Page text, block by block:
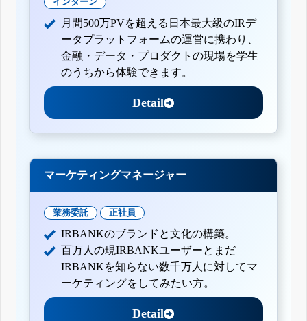
月間500万PVを超える日本最大級のIRデ
ータプラットフォームの運営に携わり、
金融・データ・プロダクトの現場を学生
のうちから体験できます。
Detail
マーケティングマネージャー
業務委託 正社員
IRBANKのブランドと文化の構築。
百万人の現IRBANKユーザーとまだ
IRBANKを知らない数千万人に対してマ
ーケティングをしてみたい方。
Detail